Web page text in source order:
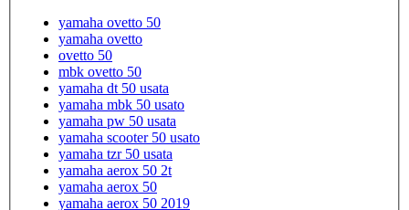
yamaha ovetto 50
yamaha ovetto
ovetto 50
mbk ovetto 50
yamaha dt 50 usata
yamaha mbk 50 usato
yamaha pw 50 usata
yamaha scooter 50 usato
yamaha tzr 50 usata
yamaha aerox 50 2t
yamaha aerox 50
yamaha aerox 50 2019